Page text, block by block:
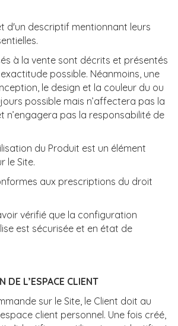
d'un descriptif mentionnant leurs
à la vente sont décrits et présentés
possible. Néanmoins, une
le design et la couleur du ou
possible mais n’affectera pas la
n’engagera pas la responsabilité de
du Produit est un élément
le Site.
aux prescriptions du droit
vérifié que la configuration
est sécurisée et en état de
L’ESPACE CLIENT
sur le Site, le Client doit au
client personnel. Une fois créé,